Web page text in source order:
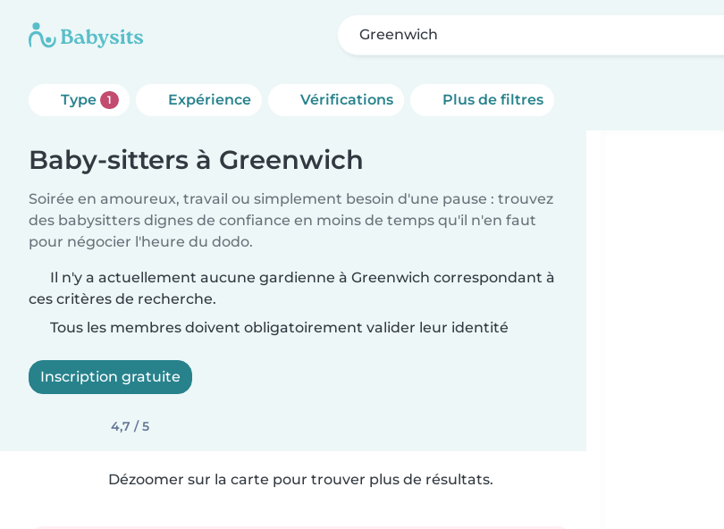
Greenwich
Type 1 Expérience Vérifications Plus de filtres
Baby-sitters à Greenwich
Soirée en amoureux, travail ou simplement besoin d'une pause : trouvez
des babysitters dignes de confiance en moins de temps qu'il n'en faut
pour négocier l'heure du dodo.
Il n'y a actuellement aucune gardienne à Greenwich correspondant à
ces critères de recherche.
Tous les membres doivent obligatoirement valider leur identité
Inscription gratuite
4,7 / 5
Dézoomer sur la carte pour trouver plus de résultats.